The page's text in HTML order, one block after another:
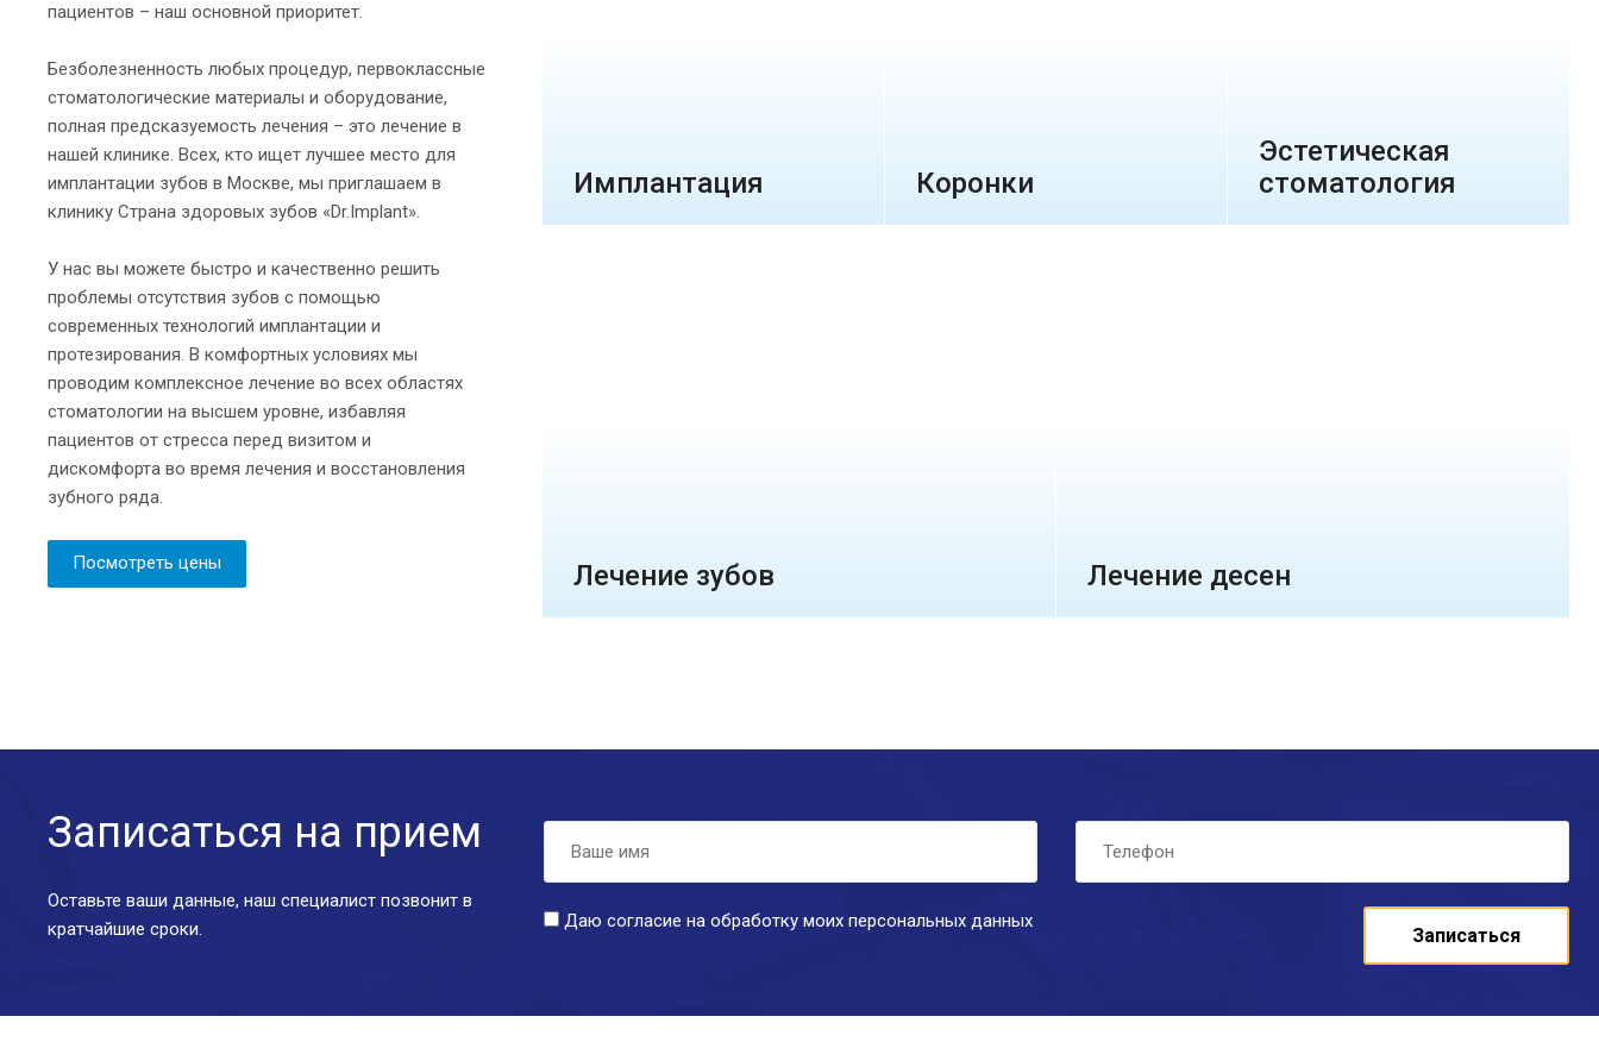
пациентов – наш основной приоритет.
Безболезненность любых процедур, первоклассные
стоматологические материалы и оборудование,
полная предсказуемость лечения – это лечение в
нашей клинике. Всех, кто ищет лучшее место для
имплантации зубов в Москве, мы приглашаем в
клинику Страна здоровых зубов «Dr.Implant».
У нас вы можете быстро и качественно решить
проблемы отсутствия зубов с помощью
современных технологий имплантации и
протезирования. В комфортных условиях мы
проводим комплексное лечение во всех областях
стоматологии на высшем уровне, избавляя
пациентов от стресса перед визитом и
дискомфорта во время лечения и восстановления
зубного ряда.
Посмотреть цены
Имплантация Коронки
Эстетическая
стоматология
Лечение зубов Лечение десен
Записаться на прием
Оставьте ваши данные, наш специалист позвонит в
кратчайшие сроки.
Даю согласие на обработку моих персональных данных